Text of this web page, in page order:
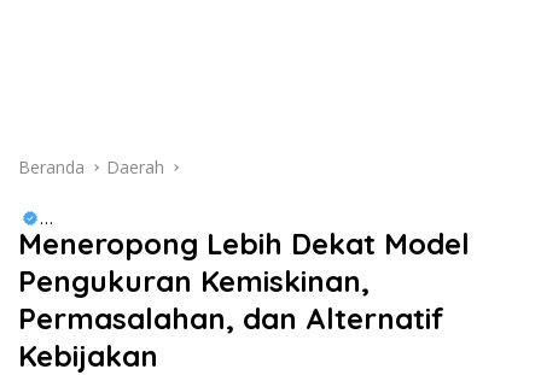
Beranda Daerah
Opini,Daerah,Ekonomi Bisnis,Kesehatan,Nasional,Pendidikan
Politik
Meneropong Lebih Dekat Model
Pengukuran Kemiskinan,
Permasalahan, dan Alternatif
Kebijakan